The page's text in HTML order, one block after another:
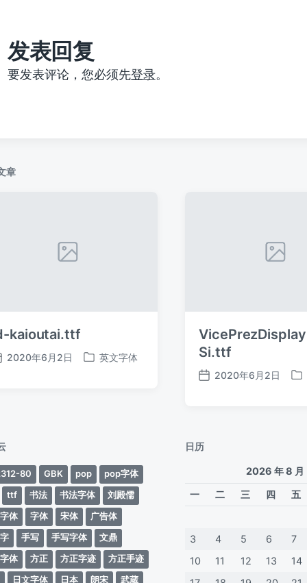
发表回复
要发表评论，您必须先登录。
章
kaioutai.ttf
2020年6月2日
发
英文字体
Si.ttf
发
2020年6月2日
发
80 GBK pop
pop字体
ttf
书法 书法字体
刘殿儒
体
字体 宋体
广告体
手写 手写字体
文鼎
体
方正 方正字迹
方正手迹
日文字体 日本 朗宋 武蔵
日历
2026 年 8 月
一
二 三 四 五
3
4 5 6 7
10
11 12 13 14